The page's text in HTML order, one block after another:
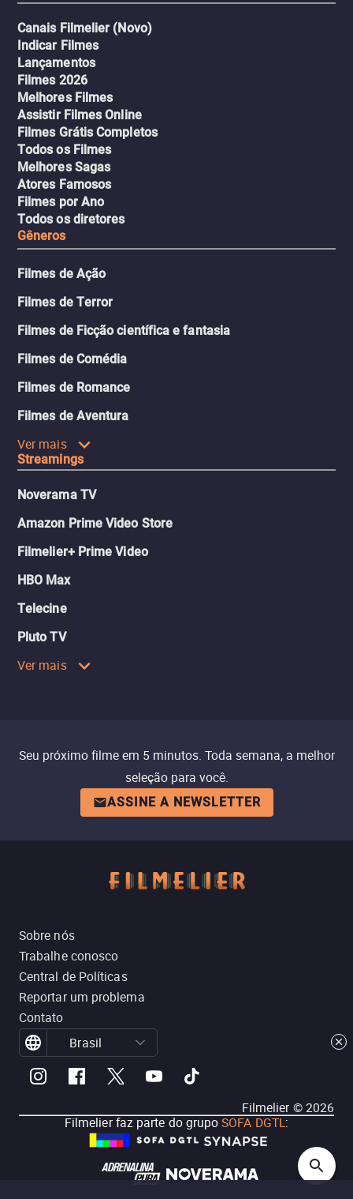
Canais Filmelier (Novo)
Indicar Filmes
Lançamentos
Filmes 2026
Melhores Filmes
Assistir Filmes Online
Filmes Grátis Completos
Todos os Filmes
Melhores Sagas
Atores Famosos
Filmes por Ano
Todos os diretores
Gêneros
Filmes de Ação
Filmes de Terror
Filmes de Ficção científica e fantasia
Filmes de Comédia
Filmes de Romance
Filmes de Aventura
Ver mais
Streamings
Noverama TV
Amazon Prime Video Store
Filmelier+ Prime Video
HBO Max
Telecine
Pluto TV
Ver mais
Seu próximo filme em 5 minutos. Toda semana, a melhor
seleção para você.
ASSINE A NEWSLETTER
Sobre nós
Trabalhe conosco
Central de Políticas
Reportar um problema
Contato
Brasil
Filmelier ©2026
Filmelier faz parte do grupoSOFA DGTL: